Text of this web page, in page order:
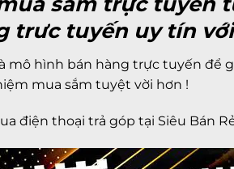
trưc tuyến uy tín
mô hình bán hàng trực tuyến để
mua sắm tuyệt vời hơn !
điện thoại trả góp tại Siêu Bán